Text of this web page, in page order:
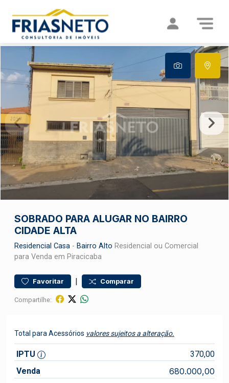
SOBRADO PARA ALUGAR NO BAIRRO
CIDADE ALTA
Residencial Casa - Bairro Alto Residencial ou Comercial
para Venda em Piracicaba
Favoritar | Comparar
Compartilhe:
Total para Acessórios valores sujeitos a alteração.
IPTU
370,00
Venda
680.000,00